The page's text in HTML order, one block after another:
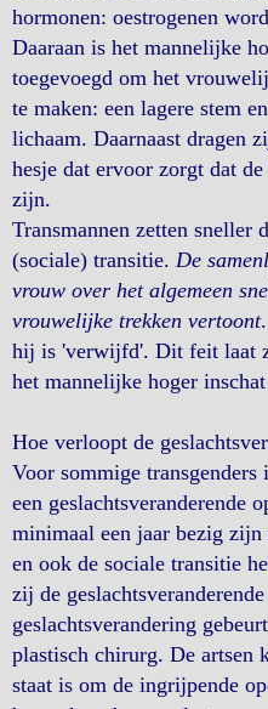
hormonen: oestrogenen
Daaraan is het mannelijke
toegevoegd om het
te maken: een lagere stem
lichaam. Daarnaast dragen
hesje dat ervoor zorgt dat
zijn.
Transmannen zetten sneller
(sociale) transitie. De
vrouw over het algemeen
vrouwelijke trekken vertoont
hij is 'verwijfd'. Dit feit laat
het mannelijke hoger
Hoe verloopt de
Voor sommige
een geslachtsveranderende
minimaal een jaar bezig
en ook de sociale transitie
zij de
geslachtsverandering
plastisch chirurg. De artsen
staat is om de ingrijpende